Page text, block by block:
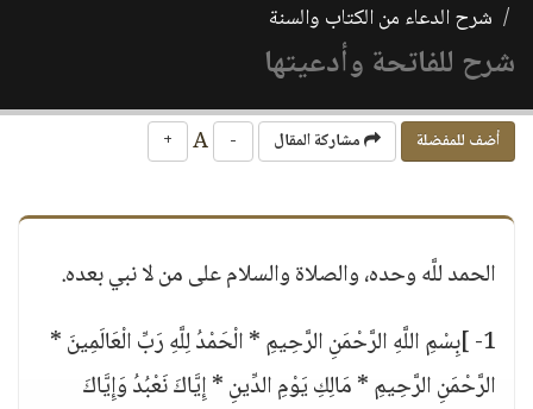
شرح الدعاء من الكتاب والسنة
شرح للفاتحة وأدعيتها
أضف للمفضلة مشاركة المقال -
+
الحمد للَّه وحده، والصلاة والسلام على من لا نبي بعده.
1- ]بِسْمِ اللَّهِ الرَّحْمَنِ الرَّحِيمِ * الْحَمْدُ لِلَّهِ رَبِّ الْعَالَمِينَ *
الرَّحْمَنِ الرَّحِيمِ * مَالِكِ يَوْمِ الدِّينِ * إِيَّاكَ نَعْبُدُ وَإِيَّاكَ